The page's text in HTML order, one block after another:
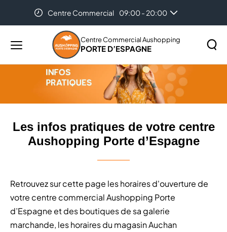
Centre Commercial 09:00 - 20:00
Menu
principal
Centre Commercial Aushopping
PORTE D’ESPAGNE
Rechercher
site
Les infos pratiques de votre centre Aushopping
Porte d’Espagne
Les infos pratiques de votre centre
Aushopping Porte d’Espagne
Retrouvez sur cette page les horaires d'ouverture de
votre centre commercial Aushopping Porte
d’Espagne et des boutiques de sa galerie
marchande, les horaires du magasin Auchan